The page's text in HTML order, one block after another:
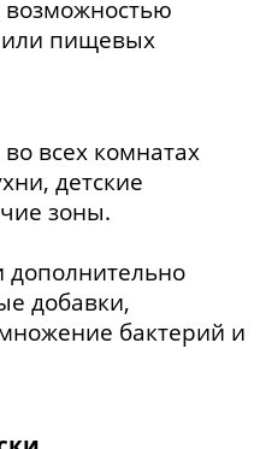
или пищевых
всех комнатах
детские
зоны.
дополнительно
добавки,
бактерий и